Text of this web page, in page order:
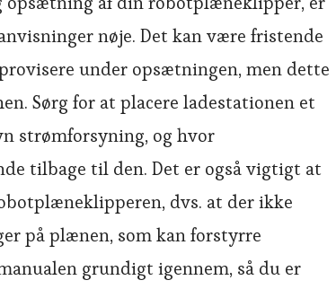
nøje. Det kan være fristende
under opsætningen, men dette
Sørg for at placere ladestationen et
strømforsyning, og hvor
tilbage til den. Det er også vigtigt at
dvs. at der ikke
på plænen, som kan forstyrre
grundigt igennem, så du er